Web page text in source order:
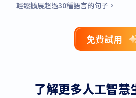
輕鬆擴展超過30種語言的句子。
免費試用
了解更多人工智慧